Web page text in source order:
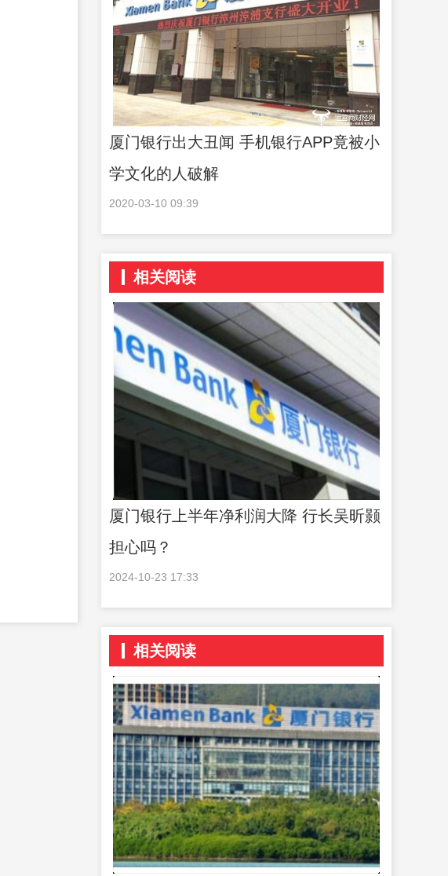
厦门银行出大丑闻 手机银行APP竟被小
学文化的人破解
2020-03-10 09:39
相关阅读
厦门银行上半年净利润大降 行长吴昕颢
担心吗？
2024-10-23 17:33
相关阅读